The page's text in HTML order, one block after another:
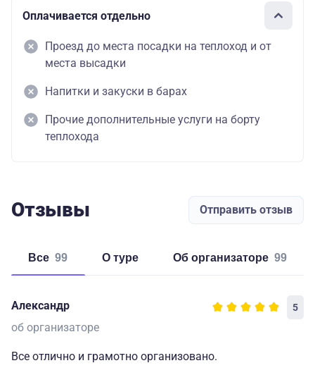
Оплачивается отдельно
Проезд до места посадки на теплоход и от
места высадки
Напитки и закуски в барах
Прочие дополнительные услуги на борту
теплохода
Отзывы Отправить отзыв
Все 99 о туре об организаторе 99
Александр 5
об организаторе
Все отлично и грамотно организовано.